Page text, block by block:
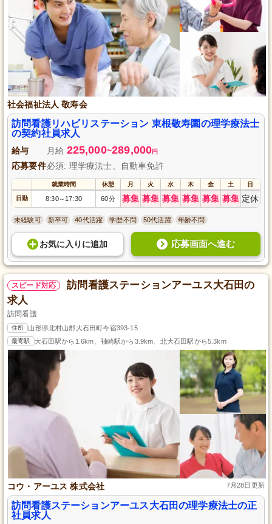
社会福祉法人 敬寿会
訪問看護リハビリステーション 東根敬寿園の理学療法士
の契約社員求人
給与 月給 225,000~289,000円
応募要件必須: 理学療法士、自動車免許
就業時間 休憩 月 火 水 木 金 土 日
日勤 8:30～ 17:30 60分 募集 募集 募集 募集 募集 募集 定休
未経験可 新卒可 40代活躍 学歴不問 50代活躍 年齢不問
お気に入り に追加 応募画面へ進む
スピード対応
訪問看護ステーションアーユス大石田の
求人
訪問看護
住所 山形県北村山郡大石田町今宿393-15
最寄駅 大石田駅から1.6km、袖崎駅から3.9km、北大石田駅から5.3km
コウ・アーユス 株式会社 7月28日更新
訪問看護ステーションアーユス大石田の理学療法士の正
社員求人